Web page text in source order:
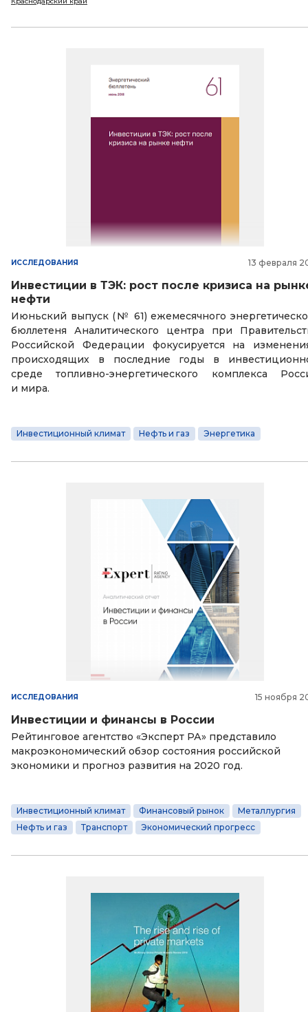
ИССЛЕДОВАНИЯ 13 февраля
Инвестиции в ТЭК: рост после кризиса на
нефти
Июньский выпуск (№ 61) ежемесячного
бюллетеня Аналитического центра при
Российской Федерации фокусируется на
происходящих в последние годы в
среде топливно-энергетического комплекса
и мира.
Инвестиционный климат Нефть и газ Энергетика
ИССЛЕДОВАНИЯ 15 ноября
Инвестиции и финансы в России
Рейтинговое агентство «Эксперт РА» представило
макроэкономический обзор состояния российской
экономики и прогноз развития на 2020 год.
Инвестиционный климат Финансовый рынок
Металлургия
Нефть и газ
Транспорт Экономический прогресс